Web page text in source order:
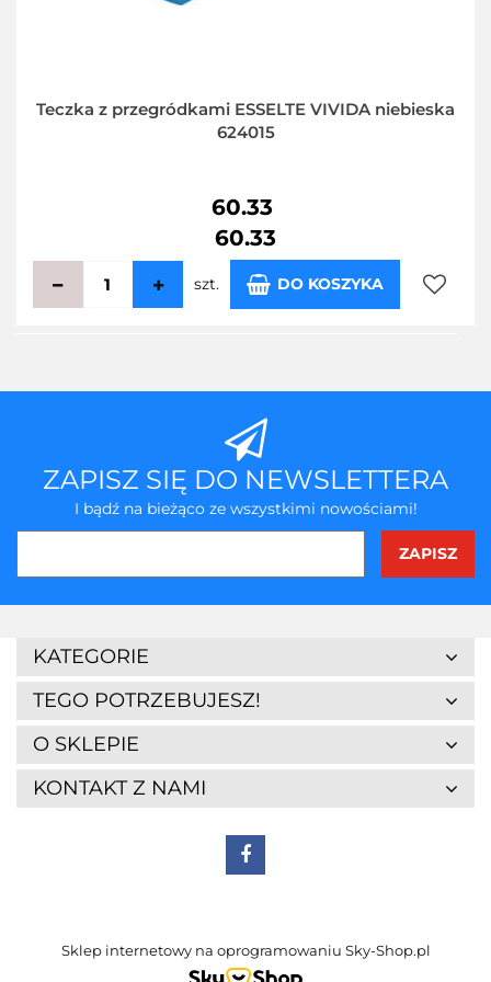
Teczka z przegródkami ESSELTE VIVIDA niebieska
624015
60.33
60.33
szt. DO KOSZYKA
ZAPISZ SIĘ DO NEWSLETTERA
I bądź na bieżąco ze wszystkimi nowościami!
KATEGORIE
TEGO POTRZEBUJESZ!
O SKLEPIE
KONTAKT Z NAMI
Sklep internetowy na oprogramowaniu Sky-Shop.pl